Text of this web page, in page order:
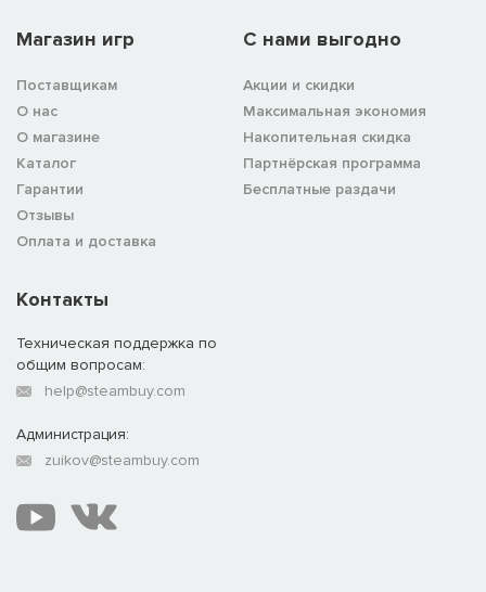
Магазин игр
Поставщикам
О нас
О магазине
Каталог
Гарантии
Отзывы
Оплата и доставка
C нами выгодно
Акции и скидки
Максимальная экономия
Накопительная скидка
Партнёрская программа
Бесплатные раздачи
Контакты
Техническая поддержка по
общим вопросам:
help@steambuy.com
Администрация:
zuikov@steambuy.com